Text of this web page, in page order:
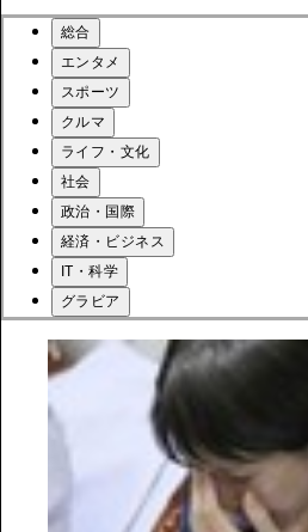
総合
エンタメ
スポーツ
クルマ
ライフ・文化
社会
政治・国際
経済・ビジネス
IT・科学
グラビア